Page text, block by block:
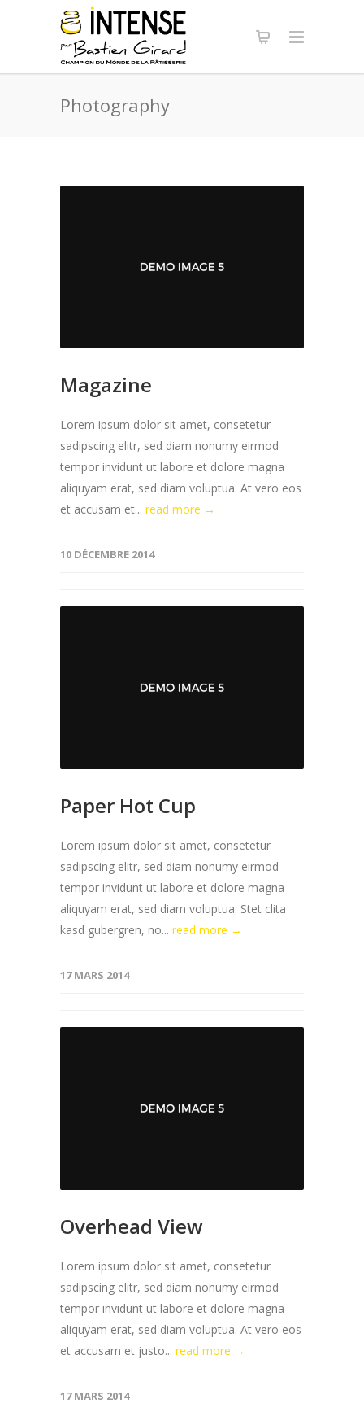
Panneau de gestion des cookies
Photography
Magazine
Lorem ipsum dolor sit amet, consetetur
sadipscing elitr, sed diam nonumy eirmod
tempor invidunt ut labore et dolore magna
aliquyam erat, sed diam voluptua. At vero eos
et accusam et... read more →
10 DÉCEMBRE 2014
Paper Hot Cup
Lorem ipsum dolor sit amet, consetetur
sadipscing elitr, sed diam nonumy eirmod
tempor invidunt ut labore et dolore magna
aliquyam erat, sed diam voluptua. Stet clita
kasd gubergren, no... read more →
17 MARS 2014
Overhead View
Lorem ipsum dolor sit amet, consetetur
sadipscing elitr, sed diam nonumy eirmod
tempor invidunt ut labore et dolore magna
aliquyam erat, sed diam voluptua. At vero eos
et accusam et justo... read more →
17 MARS 2014